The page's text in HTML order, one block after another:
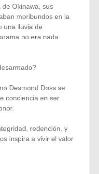
Okinawa, sus
moribundos en la
una lluvia de
no era nada
Desmond Doss se
conciencia en ser
redención, y
inspira a vivir el valor